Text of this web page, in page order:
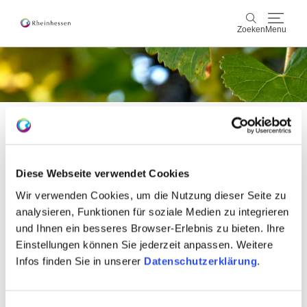
Diese Webseite verwendet Cookies
Wir verwenden Cookies, um die Nutzung dieser Seite zu
analysieren, Funktionen für soziale Medien zu integrieren
und Ihnen ein besseres Browser-Erlebnis zu bieten. Ihre
Einstellungen können Sie jederzeit anpassen. Weitere
Infos finden Sie in unserer Datenschutzerklärung.
Zoeken Menu
Zoeken
wijn & gastronomie
reservering & service
Rheinhessen-Blog kaart
Startseite
is bevestigd!
Bevestiging
nieuwsbriefregistratie